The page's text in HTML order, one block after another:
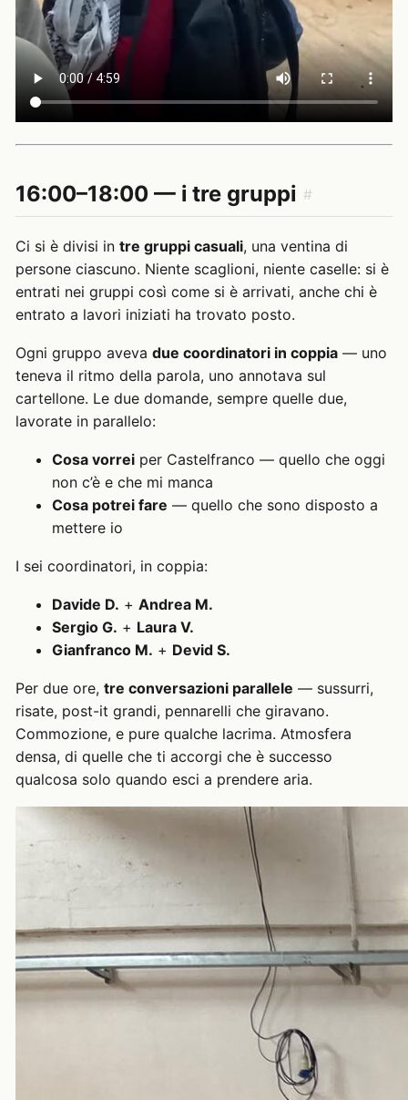
16:00–18:00 — i tre gruppi #
Ci si è divisi in tre gruppi casuali, una ventina di
persone ciascuno. Niente scaglioni, niente caselle: si è
entrati nei gruppi così come si è arrivati, anche chi è
entrato a lavori iniziati ha trovato posto.
Ogni gruppo aveva due coordinatori in coppia — uno
teneva il ritmo della parola, uno annotava sul
cartellone. Le due domande, sempre quelle due,
lavorate in parallelo:
Cosa vorrei per Castelfranco — quello che oggi
non c’è e che mi manca
Cosa potrei fare — quello che sono disposto a
mettere io
I sei coordinatori, in coppia:
Davide D. + Andrea M.
Sergio G. + Laura V.
Gianfranco M. + Devid S.
Per due ore, tre conversazioni parallele — sussurri,
risate, post-it grandi, pennarelli che giravano.
Commozione, e pure qualche lacrima. Atmosfera
densa, di quelle che ti accorgi che è successo
qualcosa solo quando esci a prendere aria.